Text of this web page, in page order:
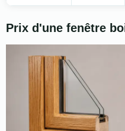
Prix d'une fenêtre